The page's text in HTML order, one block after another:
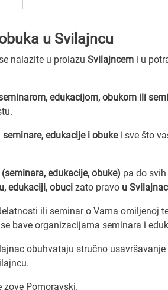
u Svilajncu
nalazite u prolazu Svilajncem i u
edukacijom, obukom ili
seminare, edukacije i obukei sve što
edukacije, obuke) pa do
edukaciji, obuci zato pravo u Svilajnac
ili seminar o Vama omiljenoj
bave organizacijama seminara i
obuhvataju stručno
Pomoravski.